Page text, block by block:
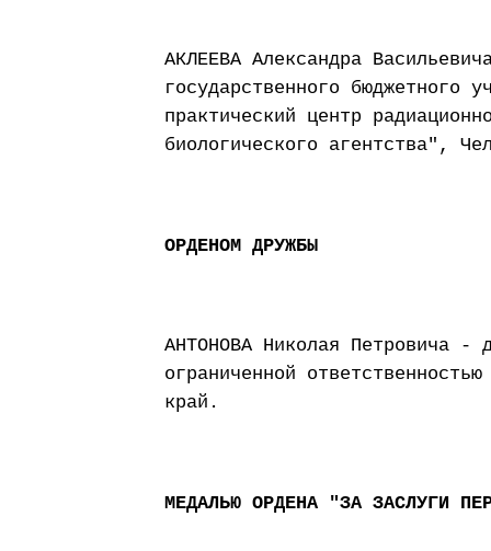
АКЛЕЕВА Александра
государственного бюджетного
практический центр
биологического агентства",
ОРДЕНОМ ДРУЖБЫ
АНТОНОВА Николая Петровича -
ограниченной
край.
МЕДАЛЬЮ ОРДЕНА "ЗА ЗАСЛУГИ